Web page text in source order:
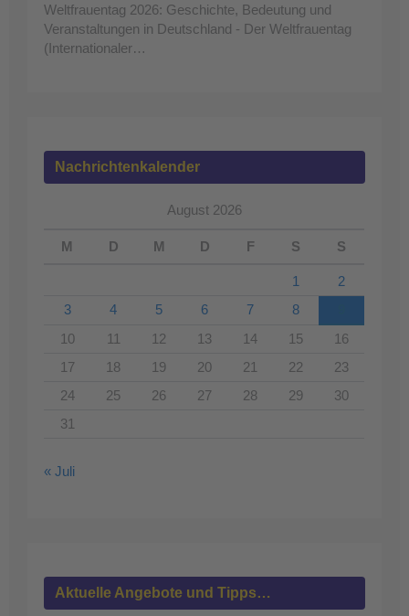
Weltfrauentag 2026: Geschichte, Bedeutung und
Veranstaltungen in Deutschland - Der Weltfrauentag
(Internationaler…
Nachrichtenkalender
August 2026
M D M D F S S
1
2
3
4 5 6 7 8
10
11 12 13 14 15
16
17
18 19 20 21 22
23
24
25 26 27 28 29
30
31
« Juli
Aktuelle Angebote und Tipps…